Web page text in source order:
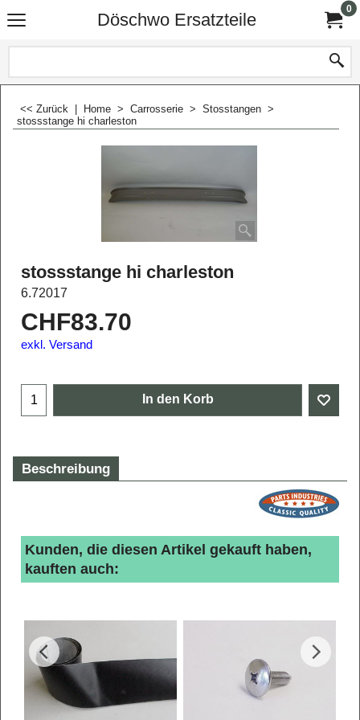
Döschwo Ersatzteile
0
<< Zurück Home > Carrosserie > Stosstangen >
stossstange hi charleston
stossstange hi charleston
6.72017
CHF83.70
exkl. Versand
In den Korb
Beschreibung
Kunden, die diesen Artikel gekauft haben,
kauften auch: